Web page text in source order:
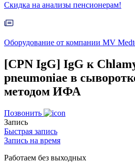
Скидка на анализы пенсионерам!
Оборудование от компании MV
[CPN IgG] IgG к
pneumoniae в
методом ИФА
Позвонить
Запись
Быстрая запись
Запись на время
Работаем без выходных